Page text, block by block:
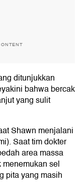
ditunjukkan
bahwa bercak
yang sulit
Shawn menjalani
Saat tim dokter
area massa
sel
pita yang masih